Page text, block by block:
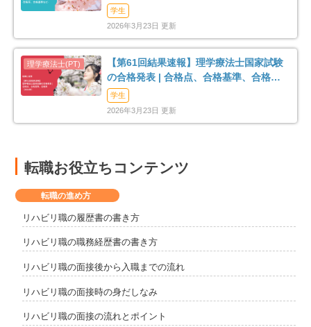
（2026年）
学生
2026年3月23日 更新
【第61回結果速報】理学療法士国家試験
の合格発表 | 合格点、合格基準、合格率
（2026年）
学生
2026年3月23日 更新
転職お役立ちコンテンツ
転職の進め方
リハビリ職の履歴書の書き方
リハビリ職の職務経歴書の書き方
リハビリ職の面接後から入職までの流れ
リハビリ職の面接時の身だしなみ
リハビリ職の面接の流れとポイント